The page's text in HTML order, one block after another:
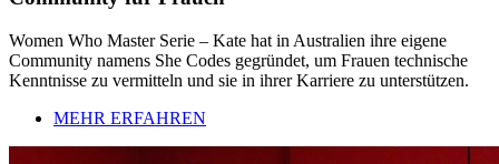
Women Who Master Serie – Kate hat in Australien ihre eigene
Community namens She Codes gegründet, um Frauen technische
Kenntnisse zu vermitteln und sie in ihrer Karriere zu unterstützen.
MEHR ERFAHREN